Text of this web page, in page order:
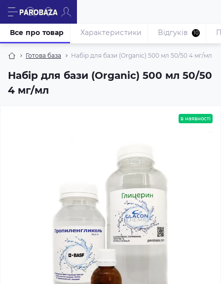
Готова база Набір для бази (Organic) 500 мл 50/50 4 мг/мл
Набір для бази (Organic) 500 мл 50/50
4 мг/мл
Все про товар Характеристики Відгуків 10
в наявності